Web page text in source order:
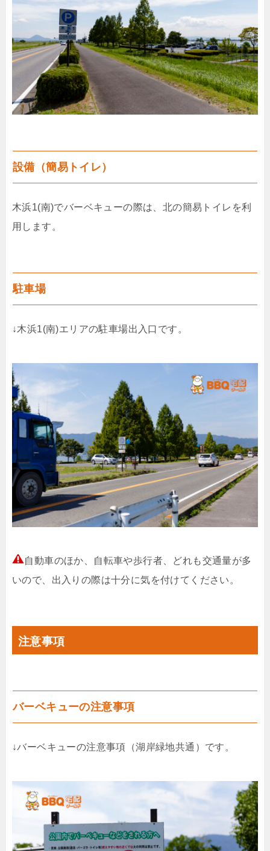
設備（簡易トイレ）
木浜1(南)でバーベキューの際は、北の簡易トイレを利
用します。
駐車場
↓木浜1(南)エリアの駐車場出入口です。
自動車のほか、自転車や歩行者、どれも交通量が多
いので、出入りの際は十分に気を付けてください。
注意事項
バーベキューの注意事項
↓バーベキューの注意事項（湖岸緑地共通）です。